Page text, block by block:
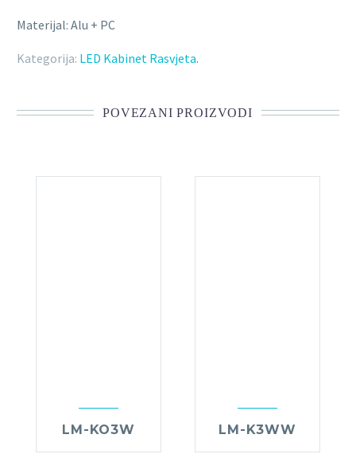
Materijal: Alu + PC
Kategorija: LED Kabinet Rasvjeta.
POVEZANI PROIZVODI
LM-KO3W LM-K3WW